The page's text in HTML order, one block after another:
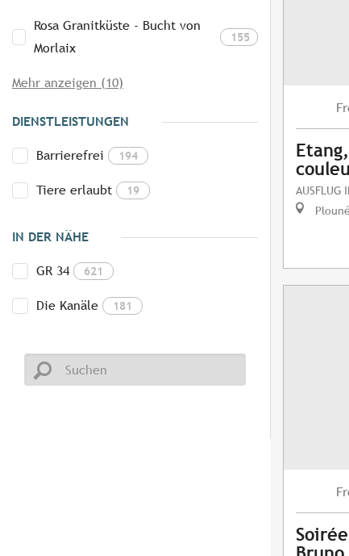
Rosa Granitküste - Bucht von
Morlaix
155
Mehr anzeigen (10)
DIENSTLEISTUNGEN
Barrierefrei 194
Tiere erlaubt 19
IN DER NÄHE
GR 34 621
Die Kanäle 181
AUSFLUG